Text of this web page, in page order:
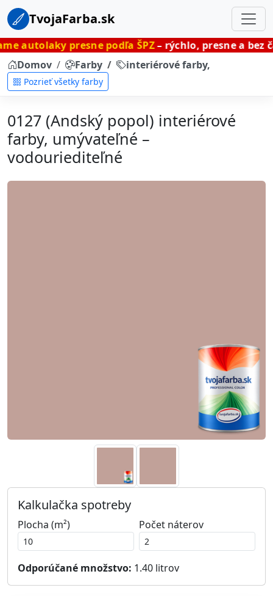
TvojaFarba.sk
presne podľa ŠPZ– rýchlo, presne a bez čakania.
Domov
Farby interiérové farby,
Pozrieť všetky farby
0127 (Andský popol) interiérové
farby, umývateľné –
vodouriediteľné
Kalkulačka spotreby
Plocha (m²) Počet náterov
Odporúčané množstvo: 1.40 litrov